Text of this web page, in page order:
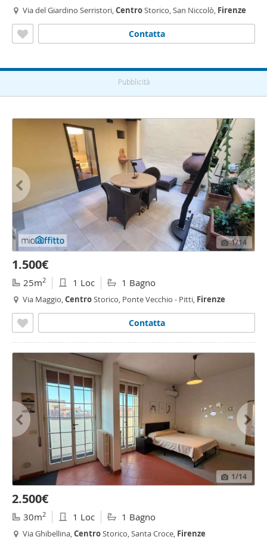
Via del Giardino Serristori,CentroStorico, San Niccolò, Firenze
Contatta
Pubblicità
1/14
1.500€
25m2 1 Loc 1 Bagno
Via Maggio,CentroStorico, Ponte Vecchio - Pitti, Firenze
Contatta
1/14
2.500€
30m2 1 Loc 1 Bagno
Via Ghibellina,CentroStorico, Santa Croce, Firenze